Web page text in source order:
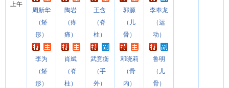
上午
周新华
（矫
形）
李为
（矫
形）
陶岩
（疼
痛）
肖斌
（脊
柱）
王含
（脊
柱）
武竞衡
（手
外）
郭源
（儿
骨）
邓晓莉
（骨
内）
李奉龙
（运
动）
鲁明
（儿
骨）